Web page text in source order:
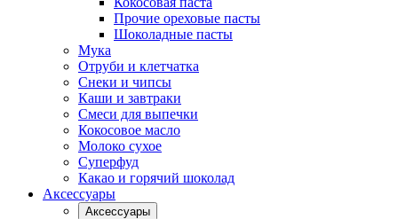
Прочие ореховые пасты
Шоколадные пасты
Мука
Отруби и клетчатка
Снеки и чипсы
Каши и завтраки
Смеси для выпечки
Кокосовое масло
Молоко сухое
Суперфуд
Какао и горячий шоколад
Аксессуары
Аксессуары